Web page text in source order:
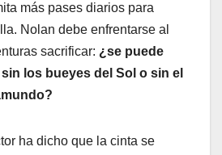
más pases diarios para
Nolan debe enfrentarse al
sacrificar: ¿se puede
los bueyes del Sol o sin el
ha dicho que la cinta se